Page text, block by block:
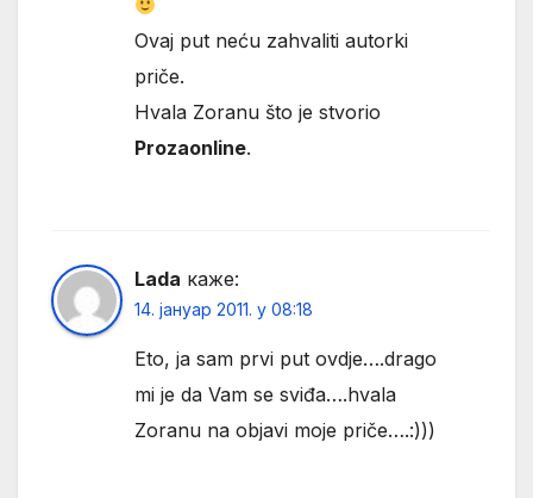
Ovaj put neću zahvaliti autorki
priče.
Hvala Zoranu što je stvorio
Prozaonline.
Lada каже:
14. јануар 2011. у 08:18
Eto, ja sam prvi put ovdje….drago
mi je da Vam se sviđa….hvala
Zoranu na objavi moje priče….:)))